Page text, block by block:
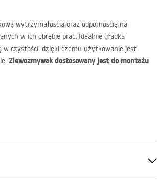
wytrzymałością oraz odpornością na
w ich obrębie prac. Idealnie gładka
w czystości, dzięki czemu użytkowanie jest
Zlewozmywak dostosowany jest do montażu